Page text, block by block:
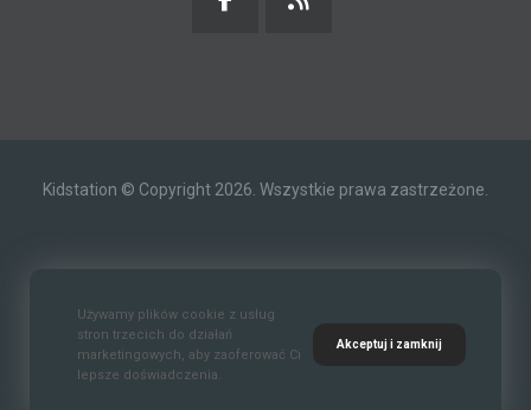
Kidstation © Copyright 2026. Wszystkie prawa zastrzeżone.
Używamy plików cookie z usług
stron trzecich do działań
marketingowych, aby zaoferować Ci
lepsze doświadczenia.
Akceptuj i zamknij